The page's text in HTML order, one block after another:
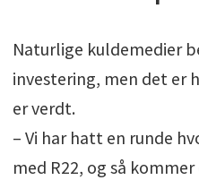
Naturlige kuldemedier
investering, men det er
er verdt.
– Vi har hatt en runde
med R22, og så